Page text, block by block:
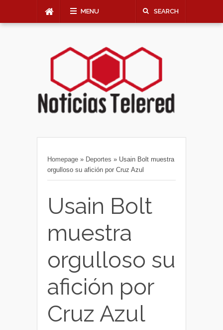
MENU SEARCH
Homepage » Deportes » Usain Bolt muestra
orgulloso su afición por Cruz Azul
Usain Bolt
muestra
orgulloso su
afición por
Cruz Azul